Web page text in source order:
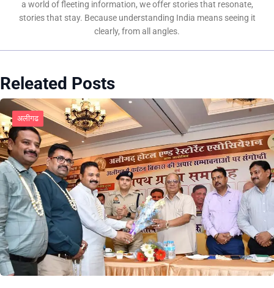
a world of fleeting information, we offer stories that resonate,
stories that stay. Because understanding India means seeing it
clearly, from all angles.
Releated Posts
अलीगढ